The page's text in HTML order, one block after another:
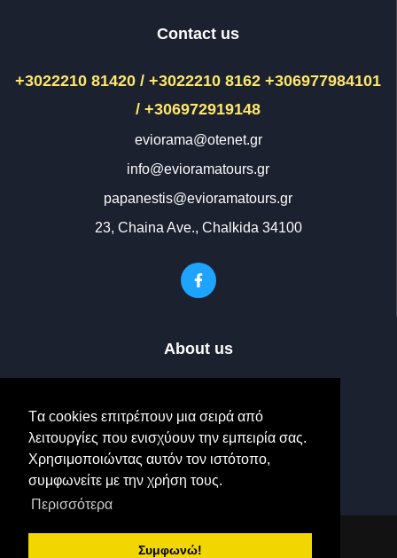
Tα cookies επιτρέπουν μια σειρά από
λειτουργίες που ενισχύουν την εμπειρία σας.
Χρησιμοποιώντας αυτόν τον ιστότοπο,
συμφωνείτε με την χρήση τους.
Περισσότερα
Συμφωνώ!
Contact us
+3022210 81420 / +3022210 8162 +306977984101
/ +306972919148
eviorama@otenet.gr
info@evioramatours.gr
papanestis@evioramatours.gr
23, Chaina Ave., Chalkida 34100
About us
Photo Gallery
Contact us
| Δήλωση Προστασίας